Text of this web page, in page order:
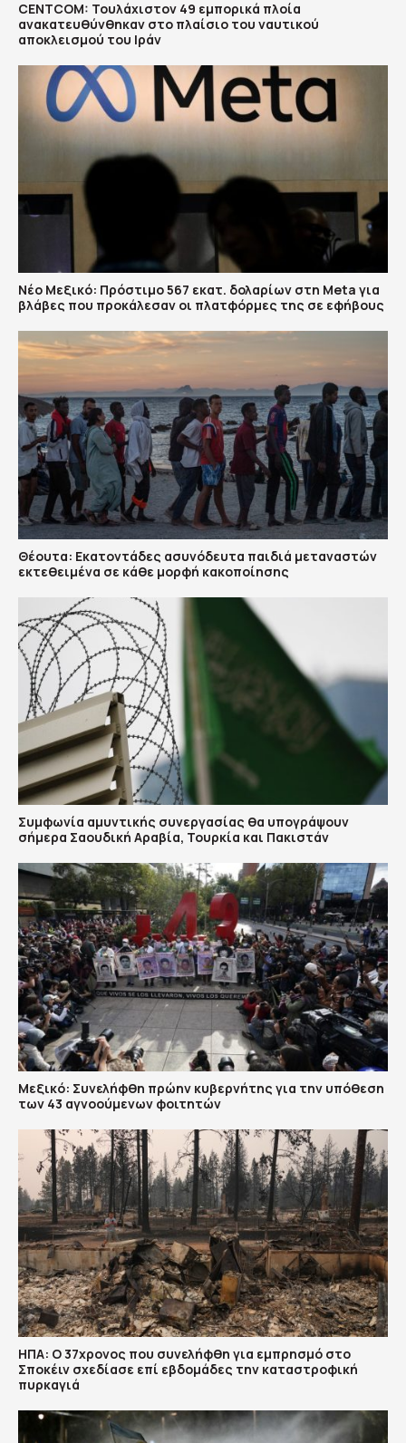
CENTCOM: Τουλάχιστον 49 εμπορικά πλοία
ανακατευθύνθηκαν στο πλαίσιο του ναυτικού
αποκλεισμού του Ιράν
Νέο Μεξικό: Πρόστιμο 567 εκατ. δολαρίων στη Meta για
βλάβες που προκάλεσαν οι πλατφόρμες της σε εφήβους
Θέουτα: Εκατοντάδες ασυνόδευτα παιδιά μεταναστών
εκτεθειμένα σε κάθε μορφή κακοποίησης
Συμφωνία αμυντικής συνεργασίας θα υπογράψουν
σήμερα Σαουδική Αραβία, Τουρκία και Πακιστάν
Μεξικό: Συνελήφθη πρώην κυβερνήτης για την υπόθεση
των 43 αγνοούμενων φοιτητών
ΗΠΑ: Ο 37χρονος που συνελήφθη για εμπρησμό στο
Σποκέιν σχεδίασε επί εβδομάδες την καταστροφική
πυρκαγιά